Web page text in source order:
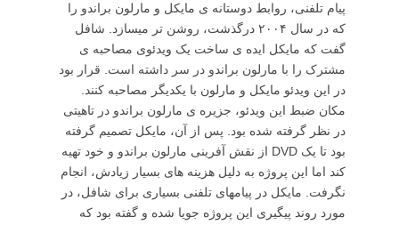
پیام تلفنی، روابط دوستانه ی مایکل و مارلون براندو را
که در سال ۲۰۰۴ درگذشت، روشن تر میسازد. شافل
گفت که مایکل ایده ی ساخت یک ویدئوی مصاحبه ی
مشترک را با مارلون براندو در سر داشته است. قرار بود
در این ویدئو مایکل و مارلون با یکدیگر مصاحبه کنند.
مکان ضبط این ویدئو، جزیره ی مارلون براندو در تاهیتی
در نظر گرفته شده بود. پس از آن، مایکل تصمیم گرفته
بود تا یک DVD از نقش آفرینی مارلون براندو و خود تهیه
کند اما این پروژه به دلیل هزینه های بسیار زیادش، انجام
نگرفت. مایکل در پیامهای تلفنی بسیاری برای شافل، در
مورد روند پیگیری این پروژه جویا شده و گفته بود که